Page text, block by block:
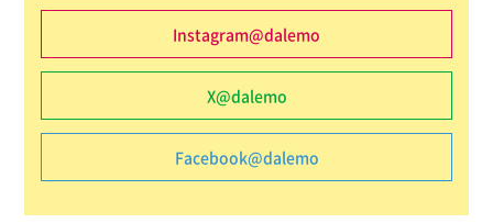
Instagram@dalemo
X@dalemo
Facebook@dalemo